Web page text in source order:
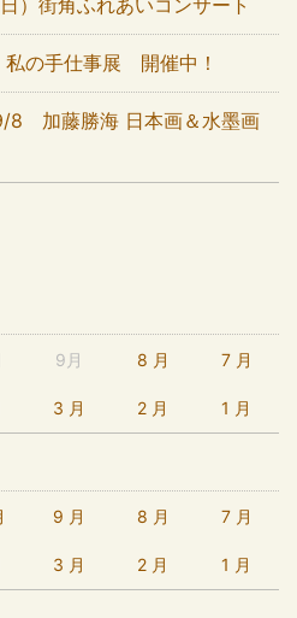
）街角ふれあいコンサート
私の手仕事展 開催中！
8 加藤勝海 日本画＆水墨画
9月 8 月 7 月
3 月 2 月 1 月
9 月 8 月 7 月
3 月 2 月 1 月